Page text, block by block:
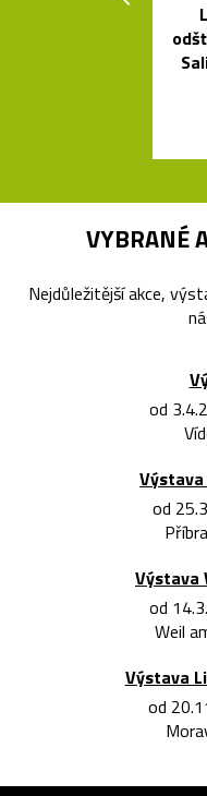
VYBRANÉ
Nejdůležitější akce,
od
od
Výstava
od
Weil
Výstava
od